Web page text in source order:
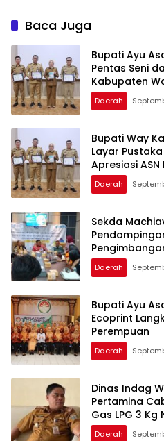
NakalBaca Juga
Bupati Ayu
Pentas Seni
Kabupaten
Daerah
Bupati Way
Layar
Apresiasi ASN
Daerah
Sekda
Daerah
Daerah
Bupati Ayu
Ecoprint
Perempuan
Daerah
Dinas Indag
Pertamina
Gas LPG 3 Kg
Daerah